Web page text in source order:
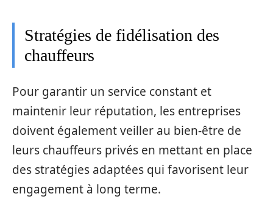
Stratégies de fidélisation des
chauffeurs
Pour garantir un service constant et
maintenir leur réputation, les entreprises
doivent également veiller au bien-être de
leurs chauffeurs privés en mettant en place
des stratégies adaptées qui favorisent leur
engagement à long terme.